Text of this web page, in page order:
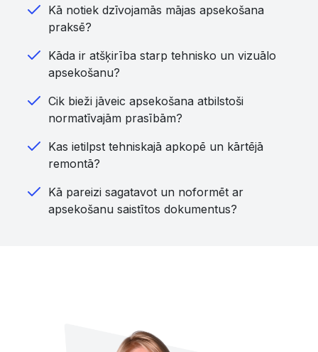
Kā notiek dzīvojamās mājas apsekošana
praksē?
Kāda ir atšķirība starp tehnisko un vizuālo
apsekošanu?
Cik bieži jāveic apsekošana atbilstoši
normatīvajām prasībām?
Kas ietilpst tehniskajā apkopē un kārtējā
remontā?
Kā pareizi sagatavot un noformēt ar
apsekošanu saistītos dokumentus?